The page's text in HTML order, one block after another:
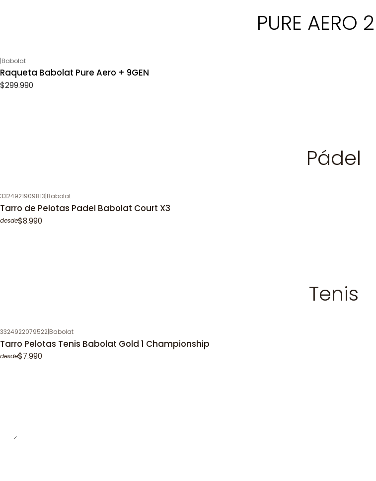
PURE AERO
|Babolat
Raqueta Babolat Pure Aero + 9GEN
$299.990
Pádel
3324921909813|Babolat
Tarro de Pelotas Padel Babolat Court X3
desde$8.990
Tenis
3324922079522|Babolat
Tarro Pelotas Tenis Babolat Gold 1 Championship
desde$7.990